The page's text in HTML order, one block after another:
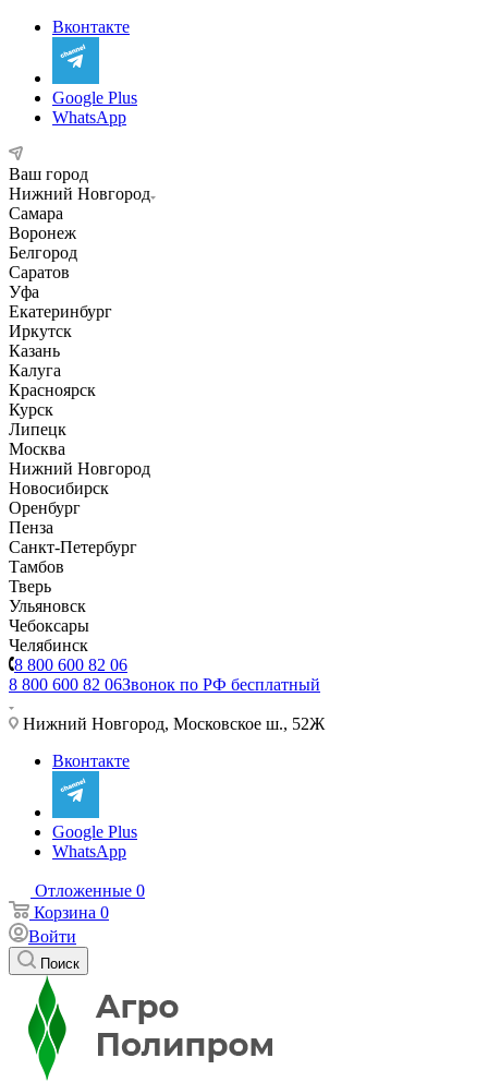
Вконтакте
Google Plus
WhatsApp
Ваш город
Нижний Новгород
Самара
Воронеж
Белгород
Саратов
Уфа
Екатеринбург
Иркутск
Казань
Калуга
Красноярск
Курск
Липецк
Москва
Нижний Новгород
Новосибирск
Оренбург
Пенза
Санкт-Петербург
Тамбов
Тверь
Ульяновск
Чебоксары
Челябинск
8 800 600 82 06
8 800 600 82 06Звонок по РФ бесплатный
Нижний Новгород, Московское ш., 52Ж
Вконтакте
Google Plus
WhatsApp
Отложенные 0
Корзина 0
Войти
Поиск